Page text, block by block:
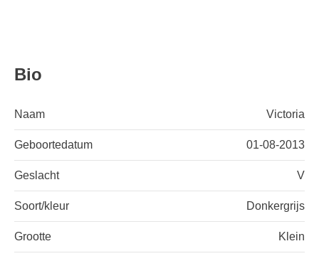
Bio
Naam Victoria
Geboortedatum 01-08-2013
Geslacht V
Soort/kleur Donkergrijs
Grootte Klein